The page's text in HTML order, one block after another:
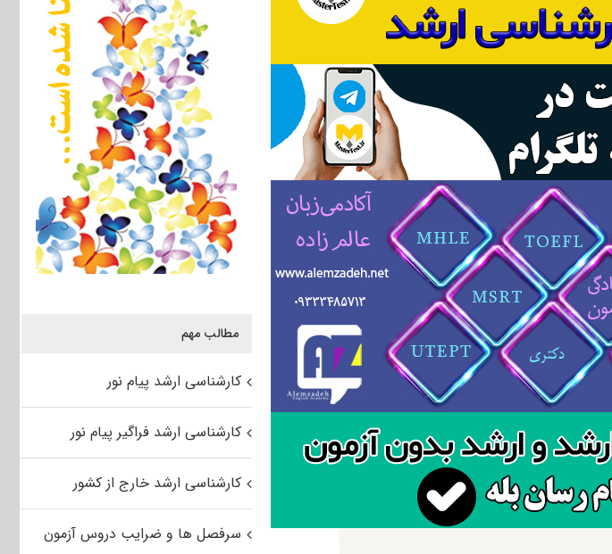
مطالب مهم
کارشناسی ارشد پیام نور
کارشناسی ارشد فراگیر پیام نور
کارشناسی ارشد خارج از کشور
سرفصل ها و ضرایب دروس آزمون